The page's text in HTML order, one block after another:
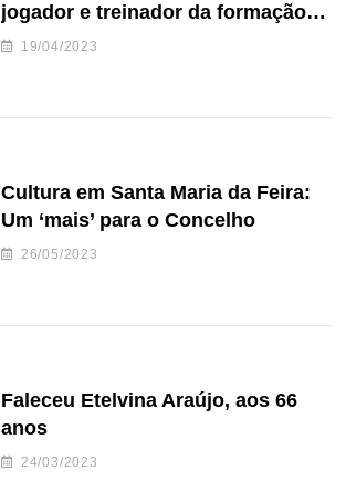
jogador e treinador da formação
de andebol do Feirense
19/04/2023
Cultura em Santa Maria da Feira:
Um ‘mais’ para o Concelho
26/05/2023
Faleceu Etelvina Araújo, aos 66
anos
24/03/2023